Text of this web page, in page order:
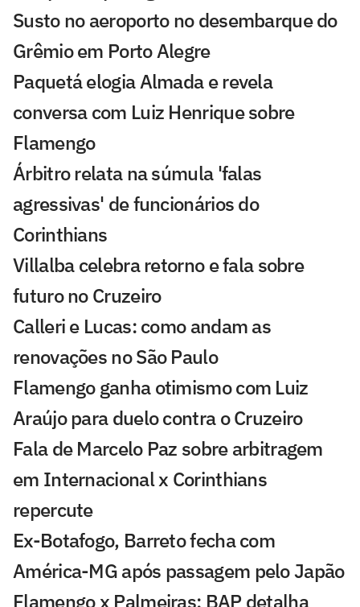
Susto no aeroporto no desembarque do
Grêmio em Porto Alegre
Paquetá elogia Almada e revela
conversa com Luiz Henrique sobre
Flamengo
Árbitro relata na súmula 'falas
agressivas' de funcionários do
Corinthians
Villalba celebra retorno e fala sobre
futuro no Cruzeiro
Calleri e Lucas: como andam as
renovações no São Paulo
Flamengo ganha otimismo com Luiz
Araújo para duelo contra o Cruzeiro
Fala de Marcelo Paz sobre arbitragem
em Internacional x Corinthians
repercute
Ex-Botafogo, Barreto fecha com
América-MG após passagem pelo Japão
Flamengo x Palmeiras: BAP detalha